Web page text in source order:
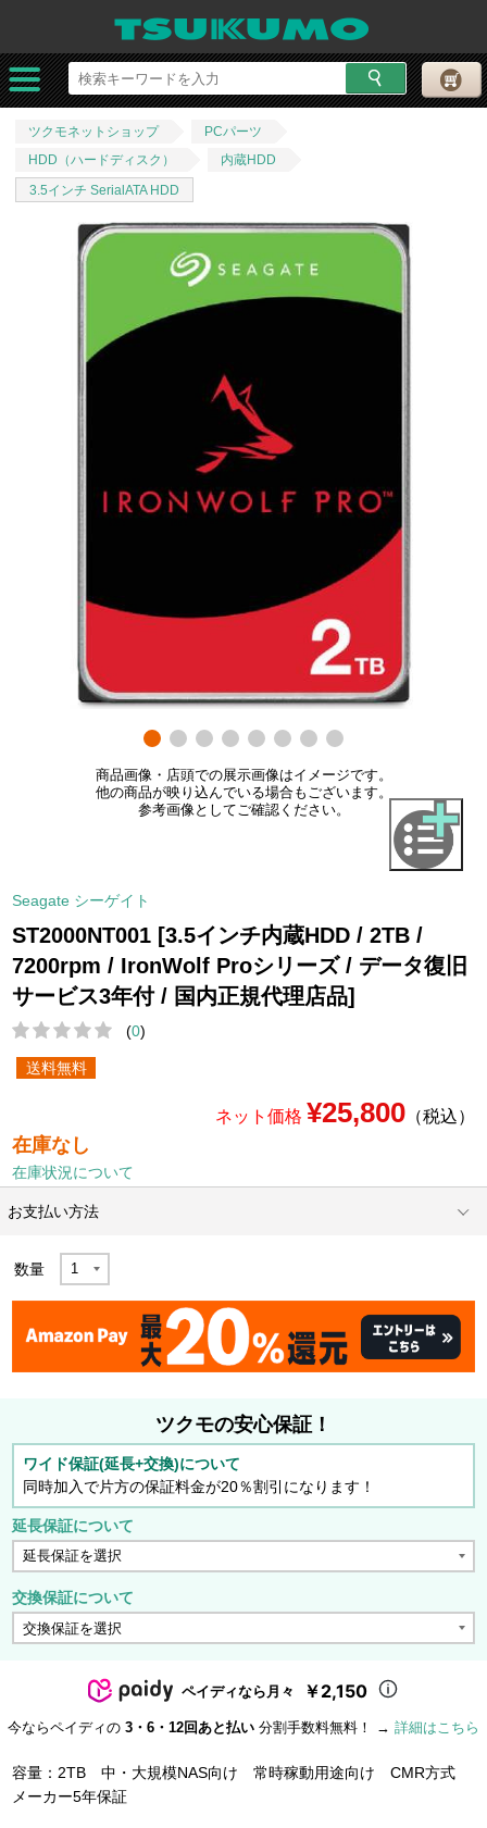
ツクモネットショップ
PCパーツ
HDD（ハードディスク）
内蔵HDD
3.5インチ SerialATA HDD
商品画像・店頭での展示画像はイメージです。
他の商品が映り込んでいる場合もございます。
参考画像としてご確認ください。
Seagate シーゲイト
ST2000NT001 [3.5インチ内蔵HDD / 2TB /
7200rpm / IronWolf Proシリーズ / データ復旧
サービス3年付 / 国内正規代理店品]
(0)
送料無料
ネット価格 ¥25,800（税込）
在庫なし
在庫状況について
お支払い方法
数量
ツクモの安心保証！
ワイド保証(延長+交換)について
同時加入で片方の保証料金が20％割引になります！
延長保証について
交換保証について
ペイディなら月々 ￥2,150
今ならペイディの 3・6・12回あと払い 分割手数料無料！ → 詳細はこちら
容量：2TB 中・大規模NAS向け 常時稼動用途向け CMR方式
メーカー5年保証